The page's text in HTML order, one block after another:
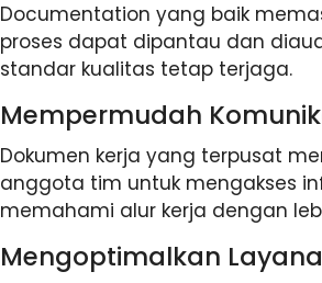
Documentation yang baik
proses dapat dipantau dan
standar kualitas tetap terjaga.
Mempermudah
Dokumen kerja yang terpusat
anggota tim untuk mengakses
memahami alur kerja dengan
Mengoptimalkan